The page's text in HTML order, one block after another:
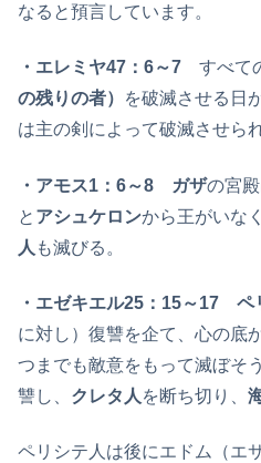
なると預言しています。
・エレミヤ47：6～7 すべて
の残りの者）
を破滅させる日
は主の剣によって破滅させられ
・アモス1：6～8 ガザの宮殿
と アシュケロンから王がいな
人 も滅びる。
・エゼキエル25：15～17 ペ
に対し）復讐を企て、心の底
つまでも敵意をもって滅ぼそ
讐し、 クレタ人 を断ち切り、
ペリシテ人は後にエドム（エ